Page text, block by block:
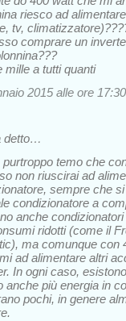
riesco ad
tv,
comprare un
mille a tutti quanti
2015 alle ore 17:30
detto…
purtroppo temo che
non riuscirai ad
sempre che
condizionatore a
anche
ridotti (come il
ma comunque con
ad alimentare altri
In ogni caso,
anche più energia in
pochi, in genere